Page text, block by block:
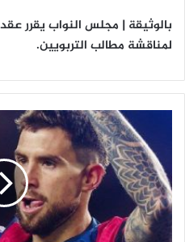
بالوثيقة | مجلس النواب يقرر
لمناقشة مطالب التربويين.
ل
ة
ر